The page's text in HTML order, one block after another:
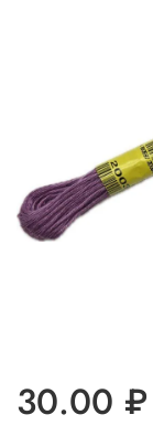
30.00 ₽